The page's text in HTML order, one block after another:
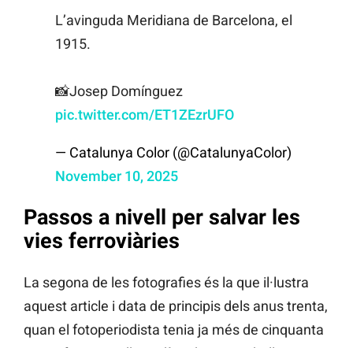
L’avinguda Meridiana de Barcelona, el
1915.
📸Josep Domínguez
pic.twitter.com/ET1ZEzrUFO
— Catalunya Color (@CatalunyaColor)
November 10, 2025
Passos a nivell per salvar les
vies ferroviàries
La segona de les fotografies és la que il·lustra
aquest article i data de principis dels anus trenta,
quan el fotoperiodista tenia ja més de cinquanta